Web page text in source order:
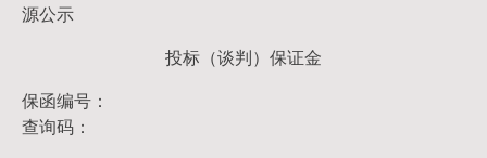
源公示
投标（谈判）保证金
保函编号：
查询码：